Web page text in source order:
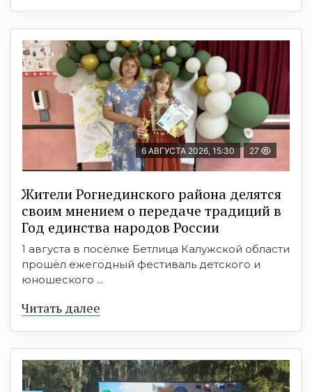
6 АВГУСТА 2026, 15:30 27
Жители Рогнединского района делятся
своим мнением о передаче традиций в
Год единства народов России
1 августа в посёлке Бетлица Калужской области
прошёл ежегодный фестиваль детского и
юношеского ...
Читать далее